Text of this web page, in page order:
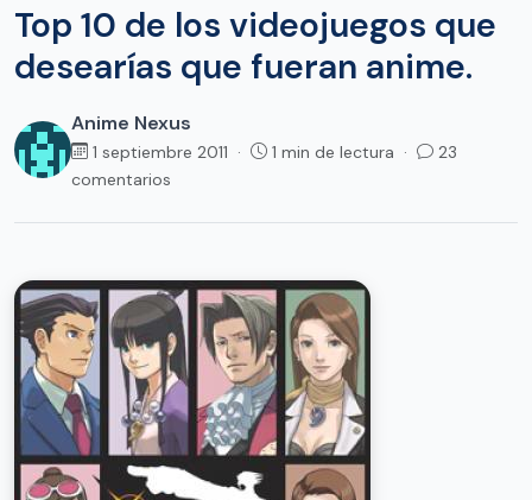
Top 10 de los videojuegos que
desearías que fueran anime.
Anime Nexus
1 septiembre 2011 · 1 min de lectura ·
23
comentarios